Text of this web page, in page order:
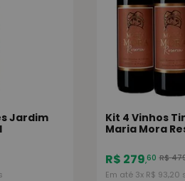
Jardim
Kit 4 Vinhos
Maria Mora
R$ 279,60 R$
Em até 3x R$ 93,20